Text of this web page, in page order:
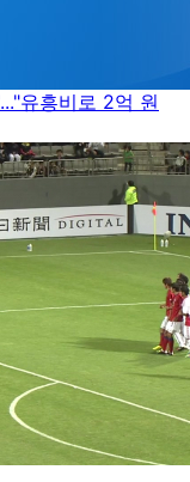
유흥비로 2억 원